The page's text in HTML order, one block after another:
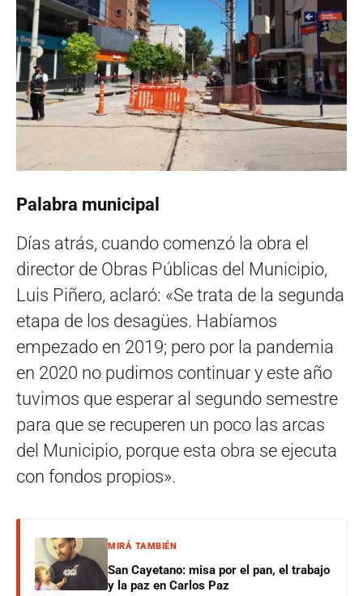
Palabra municipal
Días atrás, cuando comenzó la obra el
director de Obras Públicas del Municipio,
Luis Piñero, aclaró: «Se trata de la segunda
etapa de los desagües. Habíamos
empezado en 2019; pero por la pandemia
en 2020 no pudimos continuar y este año
tuvimos que esperar al segundo semestre
para que se recuperen un poco las arcas
del Municipio, porque esta obra se ejecuta
con fondos propios».
MIRÁ TAMBIÉN
San Cayetano: misa por el pan, el trabajo
y la paz en Carlos Paz